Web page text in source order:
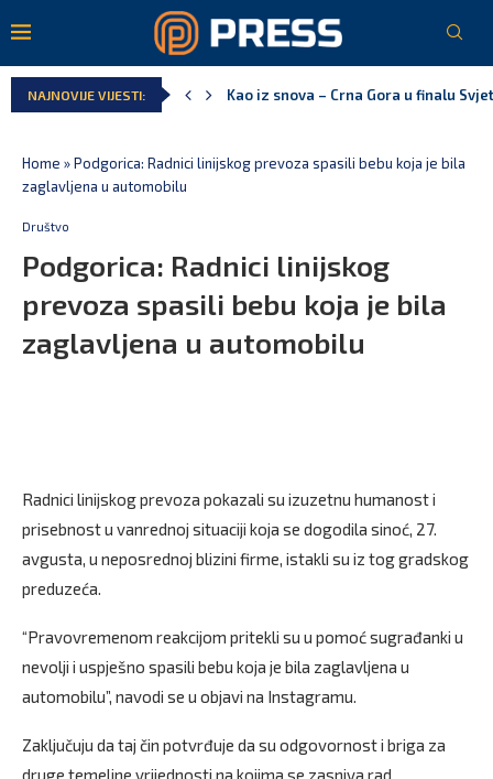
NAJNOVIJE VIJESTI:
Pejak: Hoće li Milan Knežević i
Home »Podgorica: Radnici linijskog prevoza spasili bebu koja je bila
zaglavljena u automobilu
Društvo
Podgorica: Radnici linijskog
prevoza spasili bebu koja je bila
zaglavljena u automobilu
Radnici linijskog prevoza pokazali su izuzetnu humanost i
prisebnost u vanrednoj situaciji koja se dogodila sinoć, 27.
avgusta, u neposrednoj blizini firme, istakli su iz tog gradskog
preduzeća.
“Pravovremenom reakcijom pritekli su u pomoć sugrađanki u
nevolji i uspješno spasili bebu koja je bila zaglavljena u
automobilu”, navodi se u objavi na Instagramu.
Zaključuju da taj čin potvrđuje da su odgovornost i briga za
druge temeljne vrijednosti na kojima se zasniva rad